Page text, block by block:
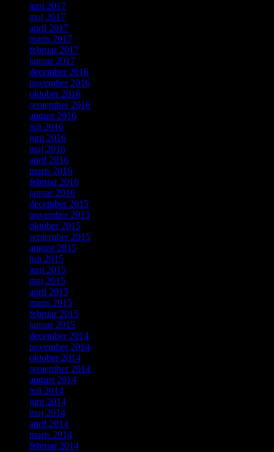
juni 2017
maj 2017
april 2017
marts 2017
februar 2017
januar 2017
december 2016
november 2016
oktober 2016
september 2016
august 2016
juli 2016
juni 2016
maj 2016
april 2016
marts 2016
februar 2016
januar 2016
december 2015
november 2015
oktober 2015
september 2015
august 2015
juli 2015
juni 2015
maj 2015
april 2015
marts 2015
februar 2015
januar 2015
december 2014
november 2014
oktober 2014
september 2014
august 2014
juli 2014
juni 2014
maj 2014
april 2014
marts 2014
februar 2014